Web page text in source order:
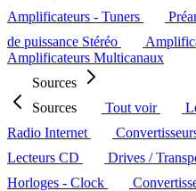
Amplificateurs - Tuners
de puissance Stéréo
Amplificateurs Multicanaux
Sources
Sources
Tout voir
Radio Internet
Lecteurs CD
Drives /
Horloges - Clock